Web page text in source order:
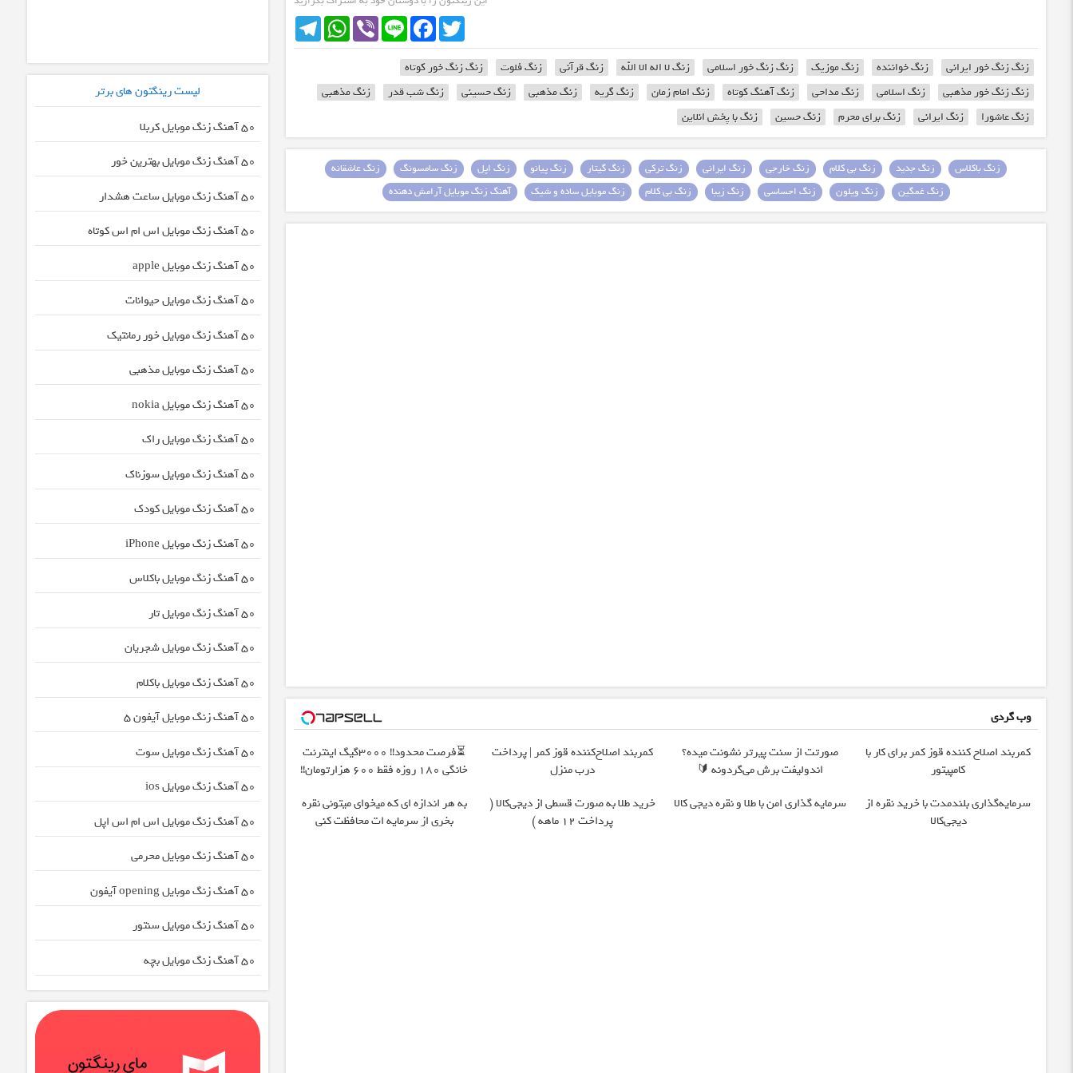
TelegramWhatsAppViber Line
FacebookTwitter
زنگ زنگ خور ایرانی زنگ خواننده زنگ موزیک زنگ زنگ خور اسلامی زنگ لا اله الا الله زنگ قرآنی زنگ فلوت
زنگ زنگ خور کوتاه
زنگ زنگ خور مذهبی
زنگ اسلامی زنگ مداحی زنگ آهنگ کوتاه زنگ امام زمان زنگ گریه زنگ مذهبی زنگ حسینی زنگ شب قدر
زنگ مذهبی
زنگ عاشورا
زنگ ایرانی زنگ برای محرم زنگ حسین زنگ با پخش انلاین
زنگ باکلاس زنگ جدید زنگ بی کلام زنگ خارجی زنگ ایرانی زنگ ترکی زنگ گیتار زنگ پیانو زنگ اپل زنگ سامسونگ
زنگ عاشقانه
زنگ غمگین
زنگ ویلون زنگ احساسی زنگ زیبا زنگ بی کلام زنگ موبایل ساده و شیک آهنگ زنگ موبایل آرامش دهنده
وب گردی
کمربند اصلاح کننده قوز کمر برای کار با
کامپیتور
صورتت از سنت پیرتر نشونت میده؟
اندولیفت برش می‌گردونه 🔰
کمربند اصلاح‌کننده قوز کمر | پرداخت
درب منزل
⏳فرصت محدود!! 3000گیگ اینترنت
خانگی 180 روزه فقط 600 هزارتومان!!
سرمایه‌گذاری بلندمدت با خرید نقره از
دیجی‌کالا
سرمایه گذاری امن با طلا و نقره دیجی کالا
خرید طلا به صورت قسطی از دیجی‌کالا (
پرداخت 12 ماهه )
به هر اندازه ای که میخوای میتونی نقره
بخری از سرمایه ات محافظت کنی
لیست رینگتون های برتر
50 آهنگ زنگ موبایل کربلا
50 آهنگ زنگ موبایل بهترین خور
50 آهنگ زنگ موبایل ساعت هشدار
50 آهنگ زنگ موبایل اس ام اس کوتاه
50 آهنگ زنگ موبایل apple
50 آهنگ زنگ موبایل حیوانات
50 آهنگ زنگ موبایل خور رمانتیک
50 آهنگ زنگ موبایل مذهبی
50 آهنگ زنگ موبایل nokia
50 آهنگ زنگ موبایل راک
50 آهنگ زنگ موبایل سوزناک
50 آهنگ زنگ موبایل کودک
50 آهنگ زنگ موبایل iPhone
50 آهنگ زنگ موبایل باکلاس
50 آهنگ زنگ موبایل تار
50 آهنگ زنگ موبایل شجریان
50 آهنگ زنگ موبایل باکلام
50 آهنگ زنگ موبایل آیفون 5
50 آهنگ زنگ موبایل سوت
50 آهنگ زنگ موبایل ios
50 آهنگ زنگ موبایل اس ام اس اپل
50 آهنگ زنگ موبایل محرمی
50 آهنگ زنگ موبایل opening آیفون
50 آهنگ زنگ موبایل سنتور
50 آهنگ زنگ موبایل بچه